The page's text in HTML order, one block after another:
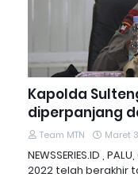
Kapolda
diperpanjang
Team MTN Maret
NEWSSERIES.ID ,
2022 telah berakhir